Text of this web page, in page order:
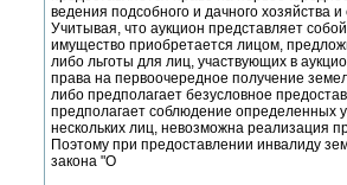
ведения подсобного и дачного хозяйства и
Учитывая, что аукцион представляет
имущество приобретается лицом,
либо льготы для лиц, участвующих в
права на первоочередное получение
либо предполагает безусловное
предполагает соблюдение определенных
нескольких лиц, невозможна реализация
Поэтому при предоставлении инвалиду
закона "О